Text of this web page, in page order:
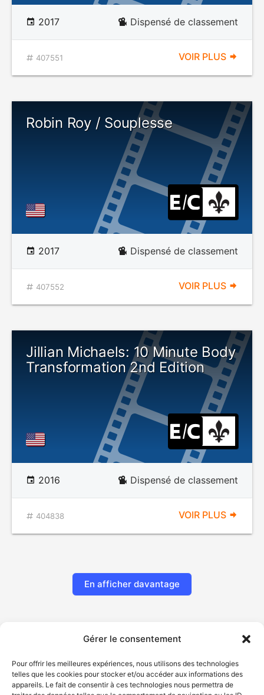
Gérer le consentement
Pour offrir les meilleures expériences, nous utilisons des technologies
telles que les cookies pour stocker et/ou accéder aux informations des
appareils. Le fait de consentir à ces technologies nous permettra de
2017 Dispensé de classement
407551 VOIR PLUS
Robin Roy / Souplesse
2017 Dispensé de classement
407552 VOIR PLUS
Jillian Michaels: 10 Minute Body
Transformation 2nd Edition
2016 Dispensé de classement
404838 VOIR PLUS
En afficher davantage